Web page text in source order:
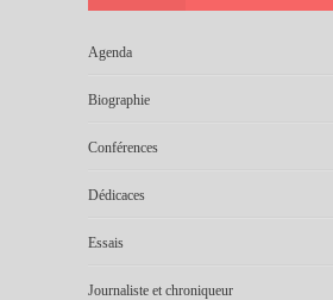
Agenda
Biographie
Conférences
Dédicaces
Essais
Journaliste et chroniqueur